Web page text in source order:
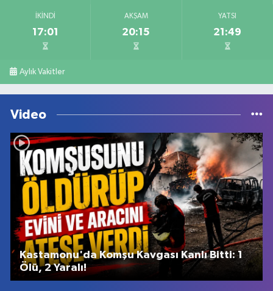
İKINDI
17:01
AKŞAM
20:15
YATSI
21:49
Aylık Vakitler
Video
Kastamonu'da Komşu Kavgası Kanlı Bitti: 1
Ölü, 2 Yaralı!